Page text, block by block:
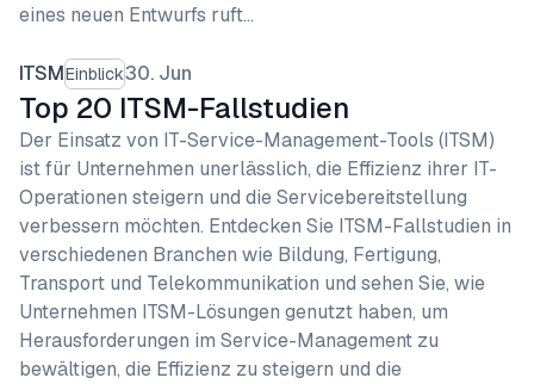
eines neuen Entwurfs ruft…
ITSMEinblick30. Jun
Top 20 ITSM-Fallstudien
Der Einsatz von IT-Service-Management-Tools (ITSM)
ist für Unternehmen unerlässlich, die Effizienz ihrer IT-
Operationen steigern und die Servicebereitstellung
verbessern möchten. Entdecken Sie ITSM-Fallstudien in
verschiedenen Branchen wie Bildung, Fertigung,
Transport und Telekommunikation und sehen Sie, wie
Unternehmen ITSM-Lösungen genutzt haben, um
Herausforderungen im Service-Management zu
bewältigen, die Effizienz zu steigern und die